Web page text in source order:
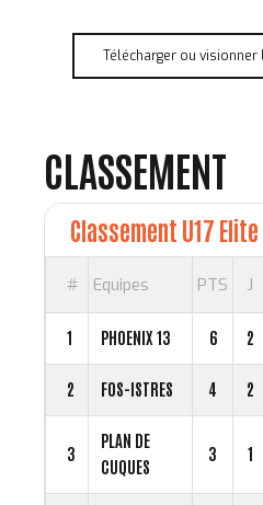
Télécharger ou visionner
CLASSEMENT
Classement U17
# Equipes PTS J
1 PHOENIX 13 6 2
2 FOS-ISTRES 4 2
3
PLAN DE
CUQUES
3 1